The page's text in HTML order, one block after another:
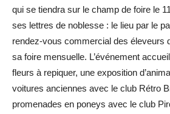
qui se tiendra sur le champ de foire le
ses lettres de noblesse : le lieu par le
rendez-vous commercial des éleveurs
sa foire mensuelle. L’événement
fleurs à repiquer, une exposition
voitures anciennes avec le club Rétro
promenades en poneys avec le club